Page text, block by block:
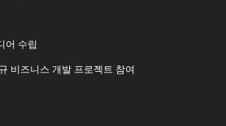
어 수립
비즈니스 개발 프로젝트 참여